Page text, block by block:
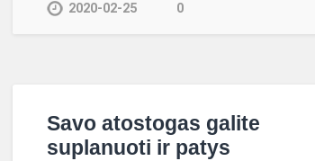
2020-02-25 0
Savo atostogas galite
suplanuoti ir patys